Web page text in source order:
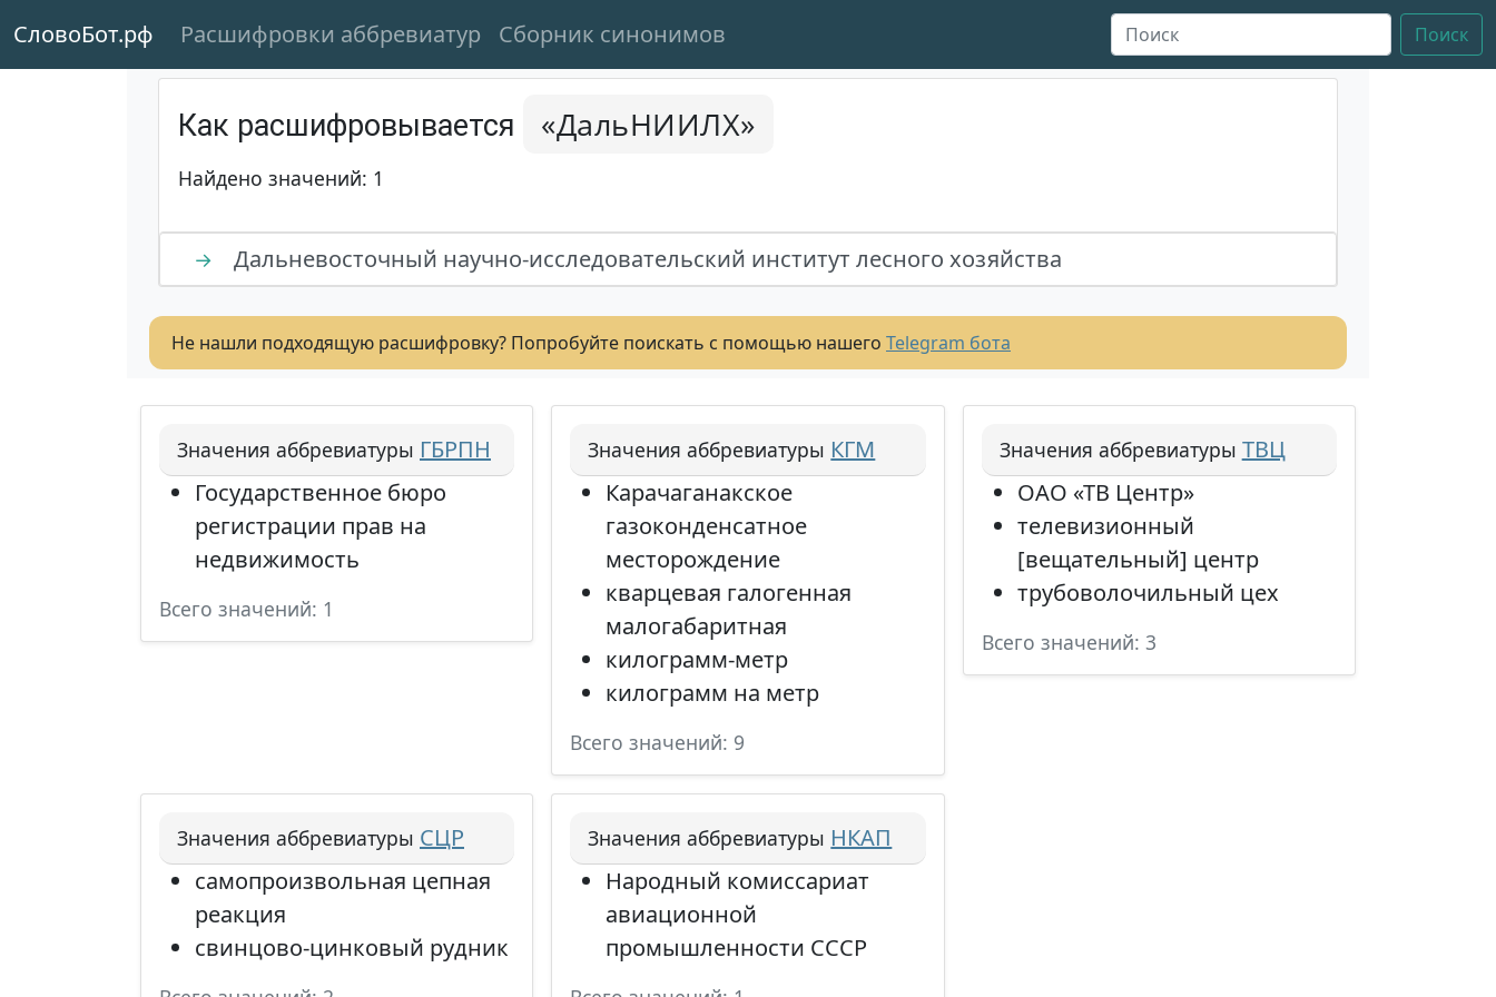
СловоБот.рф Расшифровки аббревиатур Сборник синонимов Поиск
Как расшифровывается «ДальНИИЛХ»
Найдено значений: 1
→ Дальневосточный научно-исследовательский институт лесного хозяйства
Не нашли подходящую расшифровку? Попробуйте поискать с помощью нашего Telegram бота
Значения аббревиатуры ГБРПН
Государственное бюро
регистрации прав на
недвижимость
Всего значений: 1
Значения аббревиатуры КГМ
Карачаганакское
газоконденсатное
месторождение
кварцевая галогенная
малогабаритная
килограмм-метр
килограмм на метр
Всего значений: 9
Значения аббревиатуры ТВЦ
ОАО «ТВ Центр»
телевизионный
[вещательный] центр
трубоволочильный цех
Всего значений: 3
Значения аббревиатуры СЦР
самопроизвольная цепная
реакция
свинцово-цинковый рудник
Значения аббревиатуры НКАП
Народный комиссариат
авиационной
промышленности СССР